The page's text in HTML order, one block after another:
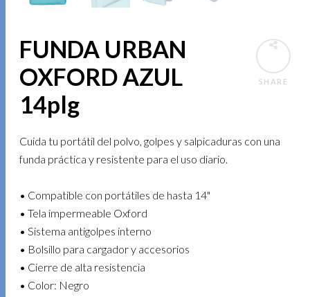
SHARE
FUNDA URBAN
OXFORD AZUL
14plg
Cuida tu portátil del polvo, golpes y salpicaduras con una
funda práctica y resistente para el uso diario.
• Compatible con portátiles de hasta 14"
• Tela impermeable Oxford
• Sistema antigolpes interno
• Bolsillo para cargador y accesorios
• Cierre de alta resistencia
• Color: Negro